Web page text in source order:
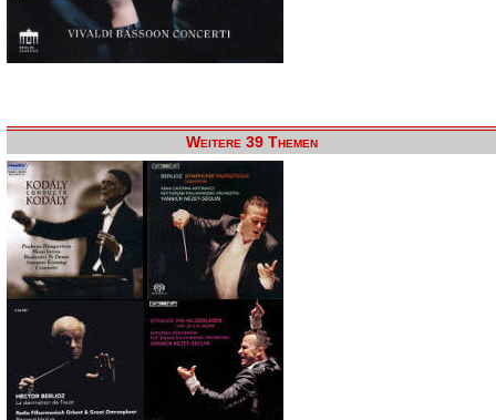
Weitere 39 Themen